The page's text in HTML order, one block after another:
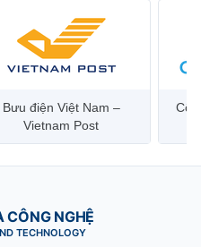
Bưu điện Việt Nam –
Vietnam Post
CÔNG NGHỆ
TECHNOLOGY